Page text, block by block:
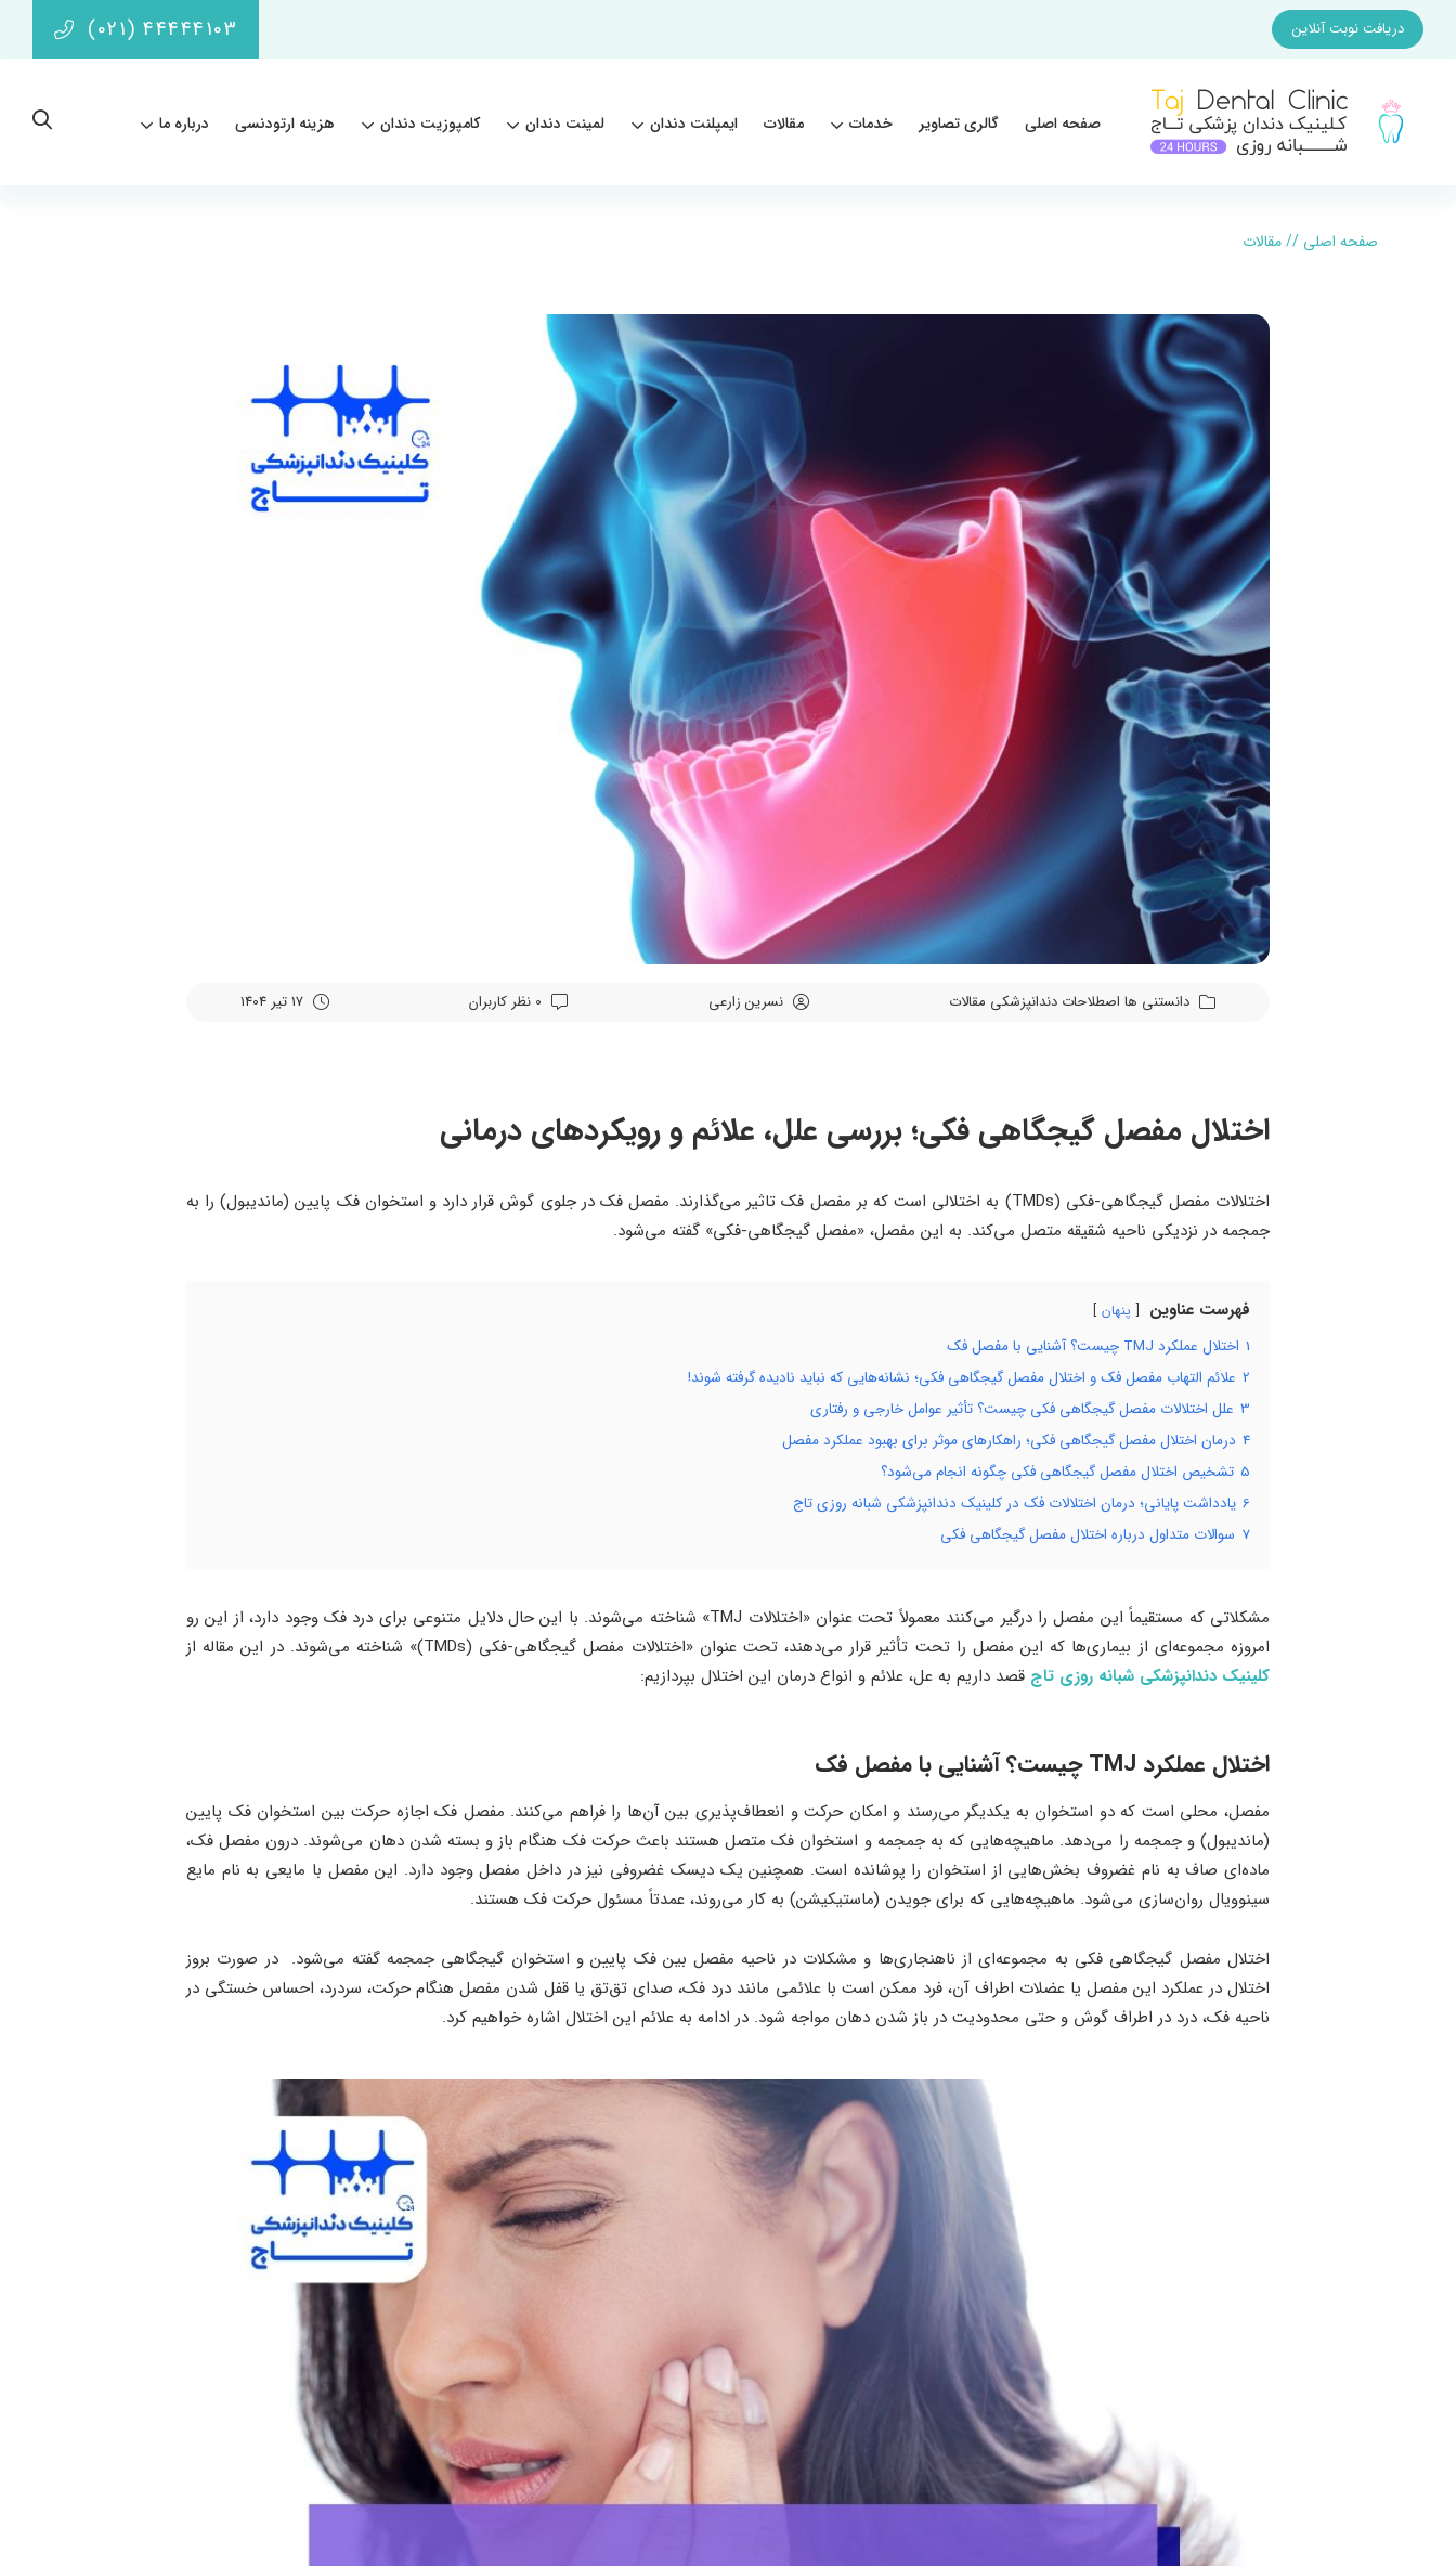
دریافت نوبت آنلاین (021) 44444103
صفحه اصلی گالری تصاویر خدمات مقالات ایمپلنت دندان لمینت دندان کامپوزیت دندان هزینه ارتودنسی درباره ما
صفحه اصلی //مقالات
دانستنی ها اصطلاحات دندانپزشکی مقالات نسرین زارعی
اختلال مفصل گیجگاهی فکی؛ بررسی علل، علائم و رویکردهای درمانی
اختلالات مفصل گیجگاهی-فکی (TMDs) به اختلالی است که بر مفصل فک تاثیر می‌گذارند. مفصل فک در جلوی گوش قرار دارد و استخوان فک پایین (ماندیبول) را به
جمجمه در نزدیکی ناحیه شقیقه متصل می‌کند. به این مفصل، «مفصل گیجگاهی-فکی» گفته می‌شود.
فهرست عناوین پنهان
1 اختلال عملکرد TMJ چیست؟ آشنایی با مفصل فک
2 علائم التهاب مفصل فک و اختلال مفصل گیجگاهی فکی؛ نشانه‌هایی که نباید نادیده گرفته شوند!
3 علل اختلالات مفصل گیجگاهی فکی چیست؟ تأثیر عوامل خارجی و رفتاری
4 درمان اختلال مفصل گیجگاهی فکی؛ راهکارهای موثر برای بهبود عملکرد مفصل
5 تشخیص اختلال مفصل گیجگاهی فکی چگونه انجام می‌شود؟
6 یادداشت پایانی؛ درمان اختلالات فک در کلینیک دندانپزشکی شبانه روزی تاج
7 سوالات متداول درباره اختلال مفصل گیجگاهی فکی
مشکلاتی که مستقیماً این مفصل را درگیر می‌کنند معمولاً تحت عنوان «اختلالات TMJ» شناخته می‌شوند. با این حال دلایل متنوعی برای درد فک وجود دارد، از این‌ رو
امروزه مجموعه‌ای از بیماری‌ها که این مفصل را تحت تأثیر قرار می‌دهند، تحت عنوان «اختلالات مفصل گیجگاهی-فکی (TMDs)» شناخته می‌شوند. در این مقاله از
کلینیک دندانپزشکی شبانه روزی تاج قصد داریم به عل، علائم و انواع درمان این اختلال بپردازیم:
اختلال عملکرد TMJ چیست؟ آشنایی با مفصل فک
مفصل، محلی است که دو استخوان به یکدیگر می‌رسند و امکان حرکت و انعطاف‌پذیری بین آن‌ها را فراهم می‌کنند. مفصل فک اجازه حرکت بین استخوان فک پایین
(ماندیبول) و جمجمه را می‌دهد. ماهیچه‌هایی که به جمجمه و استخوان فک متصل‌ هستند باعث حرکت فک هنگام باز و بسته شدن دهان می‌شوند. درون مفصل فک،
ماده‌ای صاف به نام غضروف بخش‌هایی از استخوان را پوشانده است. همچنین یک دیسک غضروفی نیز در داخل مفصل وجود دارد. این مفصل با مایعی به نام مایع
سینوویال روان‌سازی می‌شود. ماهیچه‌هایی که برای جویدن (ماستیکیشن) به کار می‌روند، عمدتاً مسئول حرکت فک هستند.
اختلال مفصل گیجگاهی فکی به مجموعه‌ای از ناهنجاری‌ها و مشکلات در ناحیه مفصل بین فک پایین و استخوان گیجگاهی جمجمه گفته می‌شود. در صورت بروز
اختلال در عملکرد این مفصل یا عضلات اطراف آن، فرد ممکن است با علائمی مانند درد فک، صدای تق‌تق یا قفل شدن مفصل هنگام حرکت، سردرد، احساس خستگی در
ناحیه فک، درد در اطراف گوش و حتی محدودیت در باز شدن دهان مواجه شود. در ادامه به علائم این اختلال اشاره خواهیم کرد.